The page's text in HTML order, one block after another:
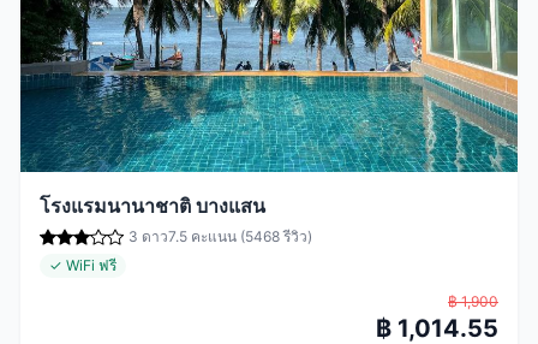
โรงแรมนานาชาติ บางแสน
3 ดาว7.5 คะแนน (5468 รีวิว)
✓ WiFi ฟรี
฿ 1,900
฿ 1,014.55